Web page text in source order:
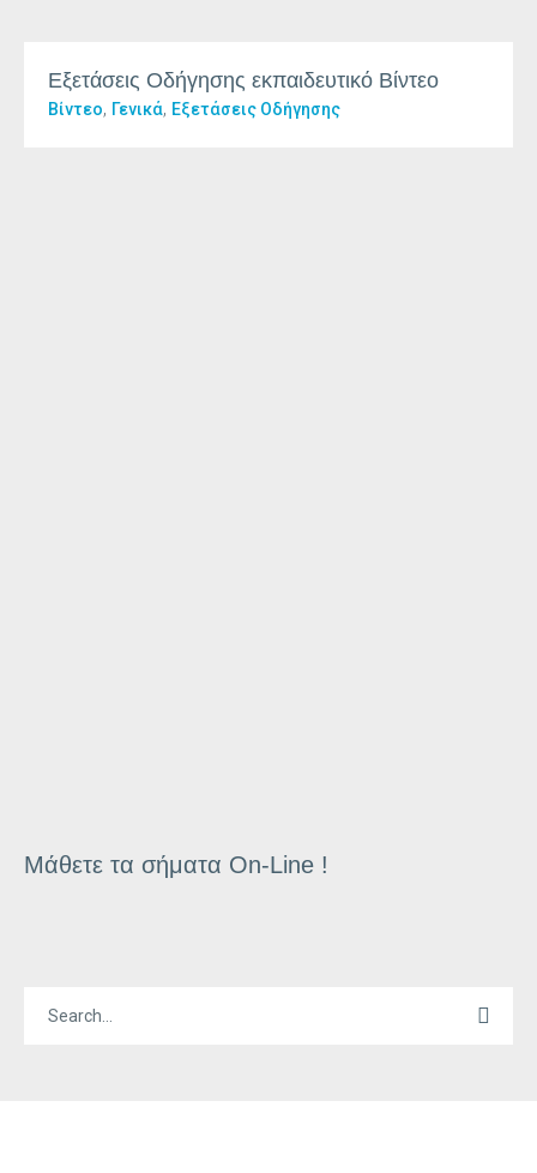
Εξετάσεις Οδήγησης εκπαιδευτικό Βίντεο
Βίντεο, Γενικά, Εξετάσεις Οδήγησης
Μάθετε τα σήματα On-Line !